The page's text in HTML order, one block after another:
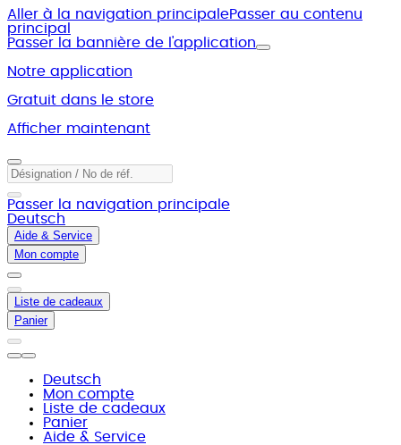
Aller à la navigation principalePasser au contenu
principal
Passer la bannière de l'application
Notre application
Gratuit dans le store
Afficher maintenant
Passer la navigation principale
Deutsch
Aide & Service
Mon compte
Liste de cadeaux
Panier
Deutsch
Mon compte
Liste de cadeaux
Panier
Aide & Service